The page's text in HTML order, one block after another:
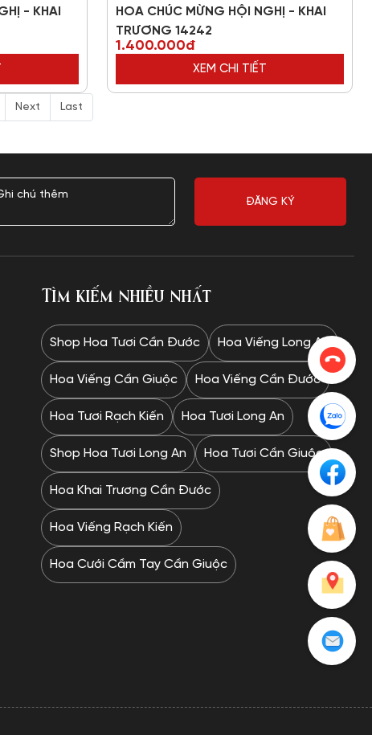
- KHAI
HOA CHÚC MỪNG HỘI NGHỊ - KHAI
TRƯƠNG 14242
1.400.000đ
XEM CHI TIẾT
Next Last
Tìm kiếm nhiều nhất
Shop Hoa Tươi Cần Đước Hoa Viếng Long An
Hoa Viếng Cần Giuộc Hoa Viếng Cần Đước
Hoa Tươi Rạch Kiến Hoa Tươi Long An
Shop Hoa Tươi Long An Hoa Tươi Cần Giuộc
Hoa Khai Trương Cần Đước
Hoa Viếng Rạch Kiến
Hoa Cưới Cầm Tay Cần Giuộc